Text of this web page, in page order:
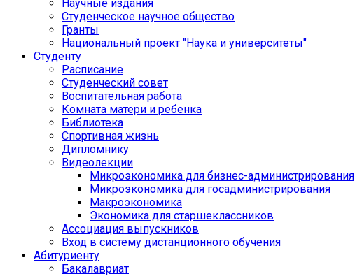
Научные издания
Студенческое научное общество
Гранты
Национальный проект "Наука и университеты"
Студенту
Расписание
Студенческий совет
Воспитательная работа
Комната матери и ребенка
Библиотека
Спортивная жизнь
Дипломнику
Видеолекции
Микроэкономика для бизнес-администрирования
Микроэкономика для госадминистрирования
Макроэкономика
Экономика для старшеклассников
Ассоциация выпускников
Вход в систему дистанционного обучения
Абитуриенту
Бакалавриат